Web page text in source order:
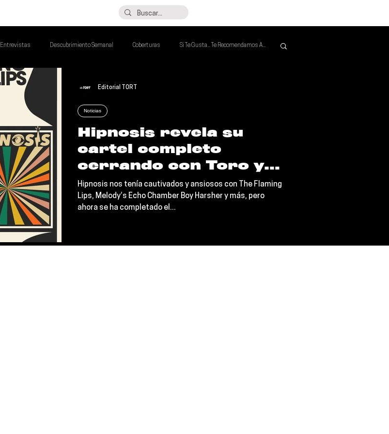
Entrevistas Descubrimiento Semanal Coberturas Si Te Gusta... Te Recomendamos A...
Imperdibles de la Semana Poder Latino Que Descubrir
Hipnosis revela su
cartel completo
cerrando con Toro y
Moi
Hipnosis nos tenía cautivados y ansiosos con The Flaming
Lips, Melody’s Echo Chamber Boy Harsher y más, pero
ahora se ha completado el...
Noticias
Editorial TORT